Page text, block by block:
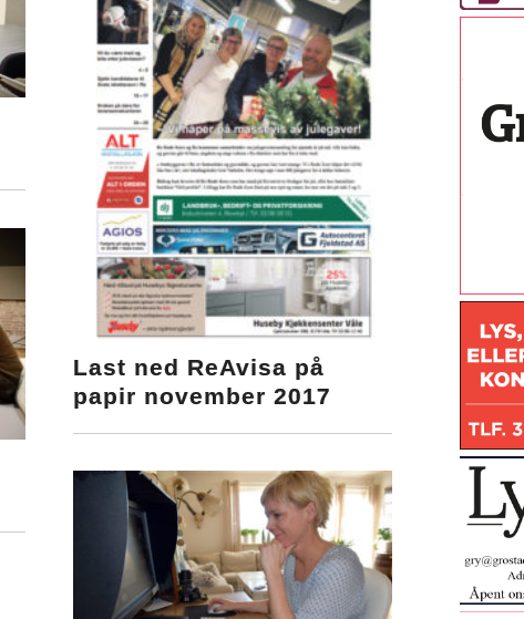
Last ned ReAvisa på
papir november 2017